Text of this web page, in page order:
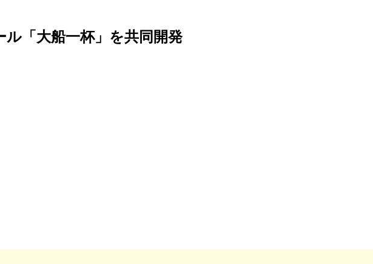
ル「大船一杯」を共同開発